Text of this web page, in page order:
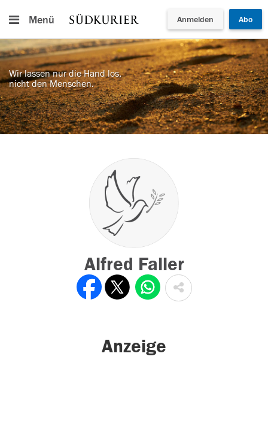
Menü Anmelden Abo
Wir lassen nur die Hand los,
nicht den Menschen.
Alfred Faller
Anzeige